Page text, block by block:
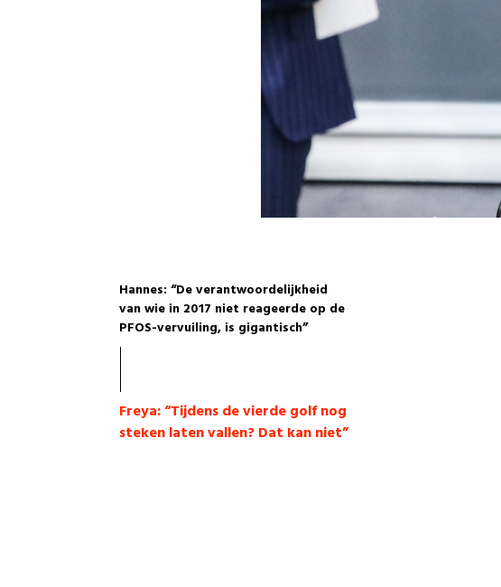
Hannes: “De verantwoordelijkheid
van wie in 2017 niet reageerde op de
PFOS-vervuiling, is gigantisch”
Freya: “Tijdens de vierde golf nog
steken laten vallen? Dat kan niet”